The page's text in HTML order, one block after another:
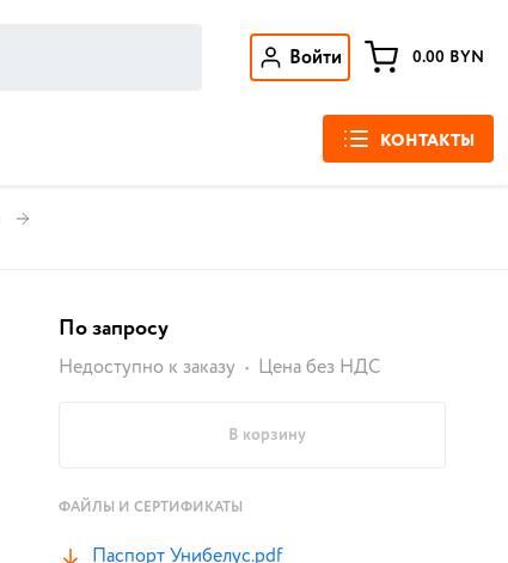
Войти 0.00 BYN
КОНТАКТЫ
По запросу
Недоступно к заказу Цена без НДС
В корзину
ФАЙЛЫ И СЕРТИФИКАТЫ
Паспорт Унибелус.pdf